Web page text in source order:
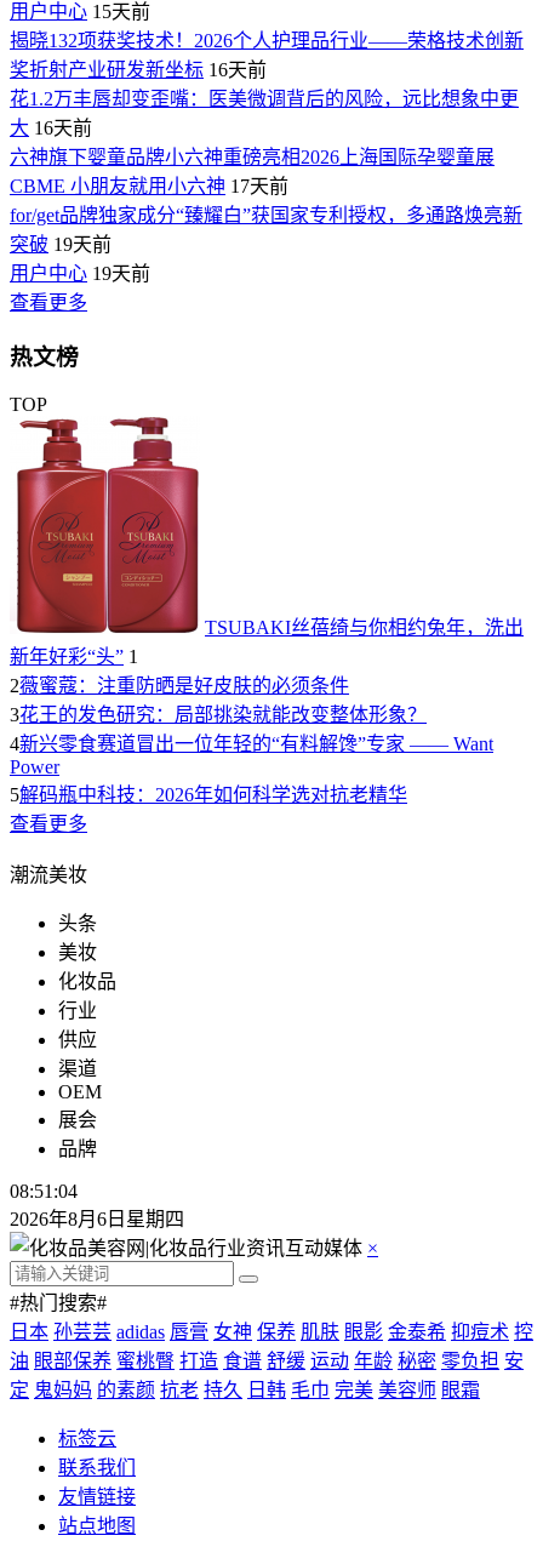
用户中心 15天前
揭晓132项获奖技术！2026个人护理品行业——荣格技术创新
奖折射产业研发新坐标 16天前
花1.2万丰唇却变歪嘴：医美微调背后的风险，远比想象中更
大 16天前
六神旗下婴童品牌小六神重磅亮相2026上海国际孕婴童展
CBME 小朋友就用小六神 17天前
for/get品牌独家成分“臻耀白”获国家专利授权，多通路焕亮新
突破 19天前
用户中心 19天前
查看更多
热文榜
TOP
TSUBAKI丝蓓绮与你相约兔年，洗出
新年好彩“头” 1
2薇蜜蔻：注重防晒是好皮肤的必须条件
3花王的发色研究：局部挑染就能改变整体形象？
4新兴零食赛道冒出一位年轻的“有料解馋”专家 —— Want
Power
5解码瓶中科技：2026年如何科学选对抗老精华
查看更多
潮流美妆
头条
美妆
化妆品
行业
供应
渠道
OEM
展会
品牌
08:51:04
2026年8月6日星期四
×
#热门搜索#
日本 孙芸芸 adidas 唇膏 女神 保养 肌肤 眼影 金泰希 抑痘术 控
油 眼部保养 蜜桃臀 打造 食谱 舒缓 运动 年龄 秘密 零负担 安
定 鬼妈妈 的素颜 抗老 持久 日韩 毛巾 完美 美容师 眼霜
标签云
联系我们
友情链接
站点地图